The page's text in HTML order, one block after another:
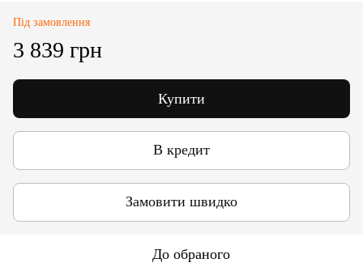
Під замовлення
3 839 грн
Купити
В кредит
Замовити швидко
До обраного